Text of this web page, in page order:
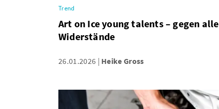
Trend
Art on Ice young talents – gegen alle
Widerstände
26.01.2026 Heike Gross